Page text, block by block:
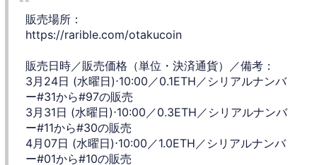
販売場所：
https://rarible.com/otakucoin
販売日時／販売価格（単位・決済通貨）／備考：
3月24日 (水曜日)⋅10:00／0.1ETH／シリアルナンバ
ー#31から#97の販売
3月31日 (水曜日)⋅10:00／0.3ETH／シリアルナンバ
ー#11から#30の販売
4月07日 (水曜日)⋅10:00／1.0ETH／シリアルナンバ
ー#01から#10の販売